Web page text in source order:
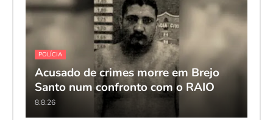
POLÍCIA
Acusado de crimes morre em Brejo
Santo num confronto com o RAIO
8.8.26